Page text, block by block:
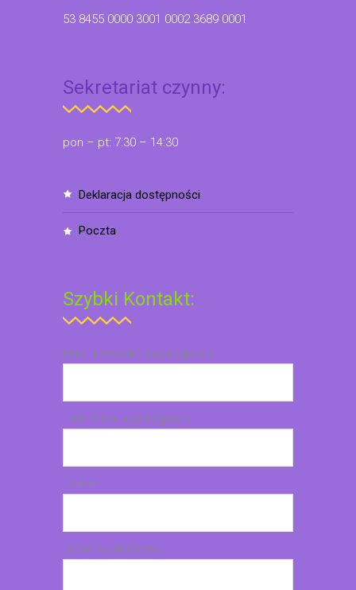
53 8455 0000 3001 0002 3689 0001
Sekretariat czynny:
pon – pt: 7:30 – 14:30
deklaracja dostępności
poczta
Szybki Kontakt:
Imię i nazwisko (wymagane)
Twój email (wymagane)
Temat
Treść wiadomości